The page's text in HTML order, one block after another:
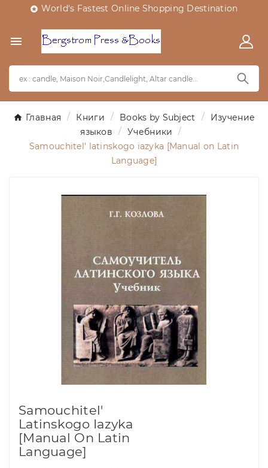
 World's Fastest Online Shopping Destination

Главная Книги Books by Subject
Изучение
языков
Учебники
Samouchitel' latinskogo iazyka [Manual on Latin
Language]
Samouchitel'
Latinskogo Iazyka
[Manual On Latin
Language]